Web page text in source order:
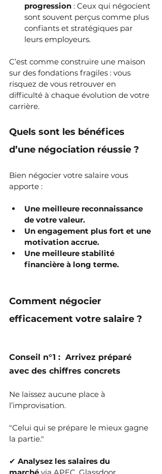
progression : Ceux qui négocient
sont souvent perçus comme plus
confiants et stratégiques par
leurs employeurs.
C’est comme construire une maison
sur des fondations fragiles : vous
risquez de vous retrouver en
difficulté à chaque évolution de votre
carrière.
Quels sont les bénéfices
d’une négociation réussie ?
Bien négocier votre salaire vous
apporte :
Une meilleure reconnaissance
de votre valeur.
Un engagement plus fort et une
motivation accrue.
Une meilleure stabilité
financière à long terme.
Comment négocier
efficacement votre salaire ?
Conseil n°1 :  Arrivez préparé
avec des chiffres concrets
Ne laissez aucune place à
l’improvisation.
"Celui qui se prépare le mieux gagne
la partie."
✔ Analysez les salaires du
marché via APEC, Glassdoor,